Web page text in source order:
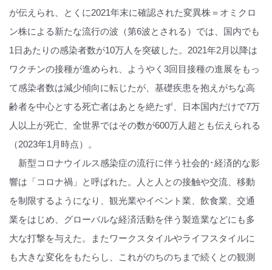
が伝えられ、とくに2021年末に確認された変異株＝オミクロ
ン株による新たな流行の波（第6波とされる）では、国内でも
1日あたりの感染者数が10万人を突破した。2021年2月以降は
ワクチンの接種が進められ、ようやく3回目接種の進展をもっ
て感染者数は減少傾向に転じたが、基礎疾患を抱えがちな高
齢者を中心とする死亡者はあとを絶たず、日本国内だけで7万
人以上が死亡、全世界ではその数が600万人超とも伝えられる
（2023年1月時点）。
新型コロナウイルス感染症の流行に伴う社会的･経済的な影
響は「コロナ禍」と呼ばれた。人と人との接触や交流、移動
を制限するようになり、観光業やイベント業、飲食業、交通
業をはじめ、グローバルな経済活動を伴う製造業などにも多
大な打撃を与えた。またワークスタイルやライフスタイルに
も大きな変化をもたらし、これがのちのちまで続くとの観測